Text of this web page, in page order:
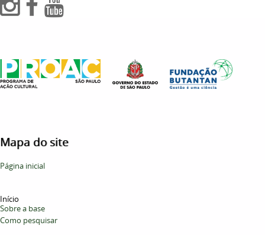
Mapa do site
Página inicial
Início
Sobre a base
Como pesquisar